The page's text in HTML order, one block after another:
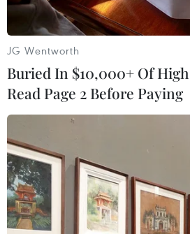
#Quảng Bình
#Bộ đội Biên phòng
#Sự cố sạt lở
#Đồng bào Rục
Quảng Trị
Theo dõi VietnamPlus
JG Wentworth
Buried In $10,000+ Of
Read Page 2 Before Paying